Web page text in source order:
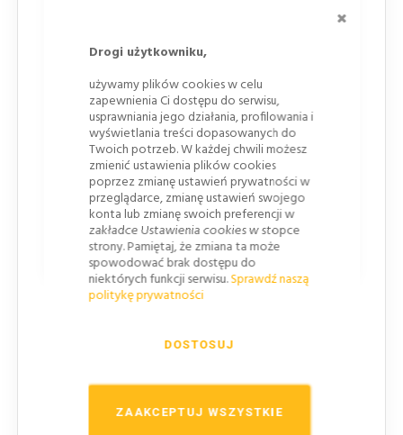
Drogi użytkowniku,
używamy plików cookies w celu
zapewnienia Ci dostępu do serwisu,
usprawniania jego działania, profilowania i
wyświetlania treści dopasowanych do
Twoich potrzeb. W każdej chwili możesz
zmienić ustawienia plików cookies
poprzez zmianę ustawień prywatności w
przeglądarce, zmianę ustawień swojego
konta lub zmianę swoich preferencji w
zakładce Ustawienia cookies w stopce
strony. Pamiętaj, że zmiana ta może
spowodować brak dostępu do
niektórych funkcji serwisu.Sprawdź naszą
politykę prywatności
ZAAKCEPTUJ WSZYSTKIE
DOSTOSUJ
Przy jezdniach głównych na drogach ekspresowych
na drogach dwujezdniowych poza obszarem
zabudowanym
na drogach dwujezdniowych w obszarze
zabudowanym, przy dopuszczonej prędkości powyżej
60km/h
Znaki WIELKIE
Przy jezdniach głównych na autostradach
należy zastosować o jedną grupę wielkości większe
niż standardowo stosowane na danym odcinku